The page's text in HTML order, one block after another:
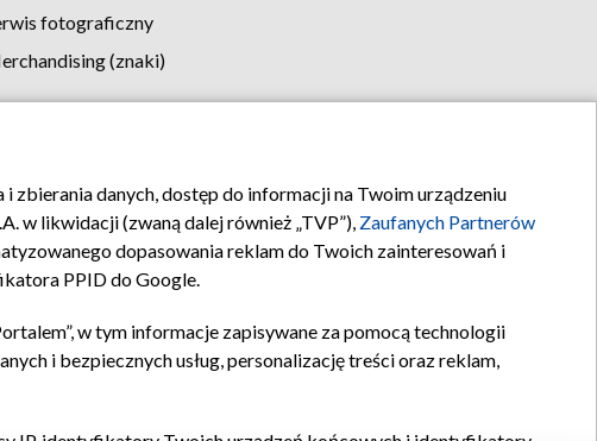
fotograficzny
(znaki)
reklamy Kontakt
danych, dostęp do informacji na Twoim urządzeniu
w likwidacji (zwaną dalej również „TVP”), Zaufanych Partnerów
dopasowania reklam do Twoich zainteresowań i
PPID do Google.
w tym informacje zapisywane za pomocą technologii
i bezpiecznych usług, personalizację treści oraz reklam,